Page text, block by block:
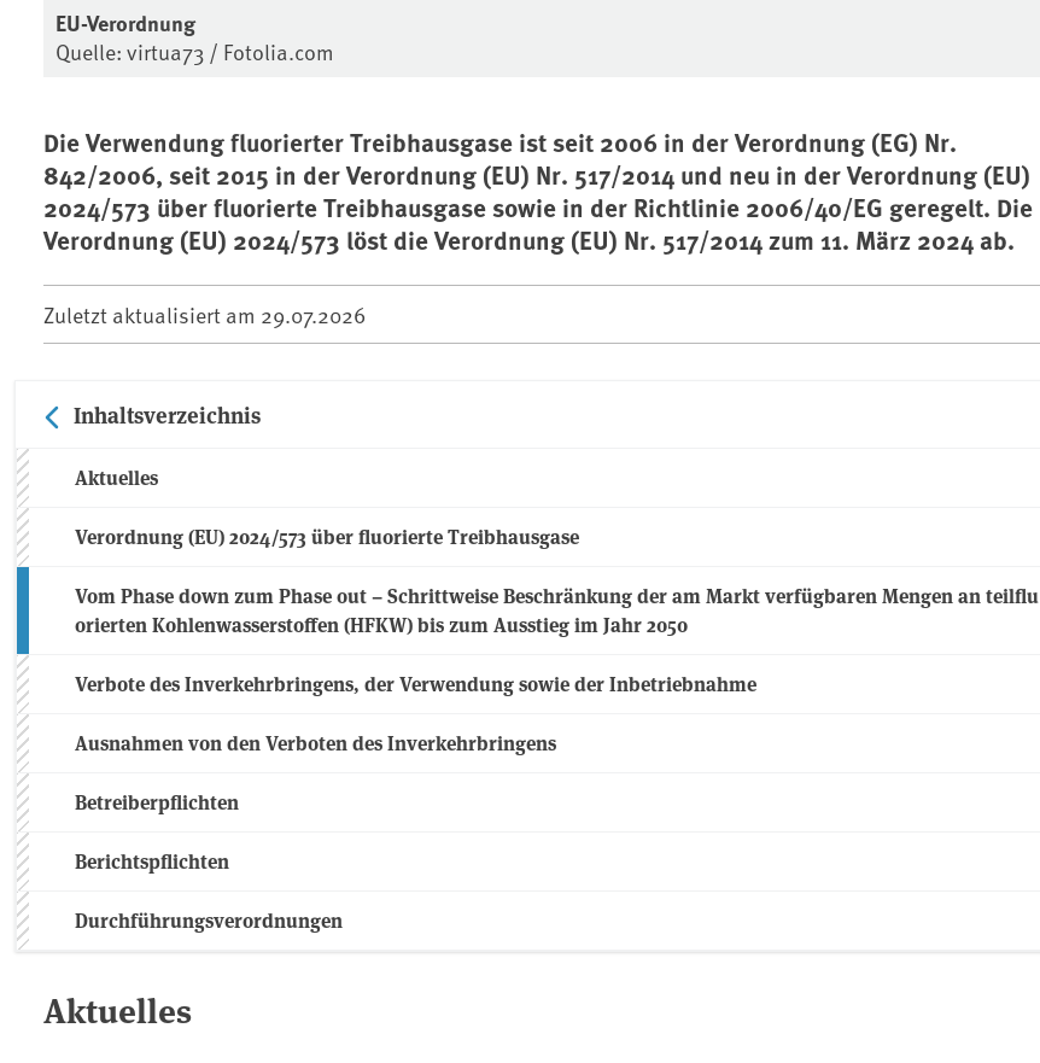
EU-Verordnung
Quelle: virtua73 / Fotolia.com
Die Verwendung fluorierter Treibhausgase ist seit 2006 in der Verordnung (EG) Nr.
842/2006, seit 2015 in der Verordnung (EU) Nr. 517/2014 und neu in der Verordnung (EU)
2024/573 über fluorierte Treibhausgase sowie in der Richtlinie 2006/40/EG geregelt. Die
Verordnung (EU) 2024/573 löst die Verordnung (EU) Nr. 517/2014 zum 11. März 2024 ab.
Zuletzt aktualisiert am 29.07.2026
Inhaltsverzeichnis
Aktuelles
Verordnung (EU) 2024/573 über fluorierte Treibhausgase
Vom Phase down zum Phase out – Schrittweise Beschränkung der am Markt verfügbaren Mengen an teilflu
orierten Kohlenwasserstoffen (HFKW) bis zum Ausstieg im Jahr 2050
Verbote des Inverkehrbringens, der Verwendung sowie der Inbetriebnahme
Ausnahmen von den Verboten des Inverkehrbringens
Betreiberpflichten
Berichtspflichten
Durchführungsverordnungen
Aktuelles